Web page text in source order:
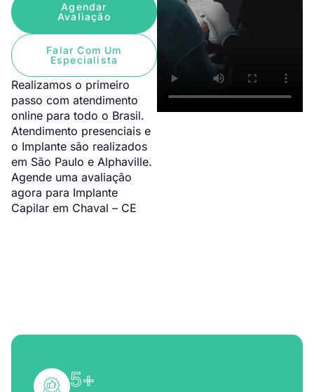
Agendar
Avaliação
Falar Com Um
Especialista
Realizamos o primeiro
passo com atendimento
online para todo o Brasil.
Atendimento presenciais e
o Implante são realizados
em São Paulo e Alphaville.
Agende uma avaliação
agora para Implante
Capilar em Chaval – CE
5+